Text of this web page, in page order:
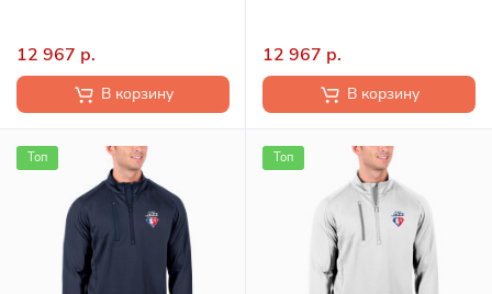
12 967 р.
В корзину
12 967 р.
В корзину
Топ Топ